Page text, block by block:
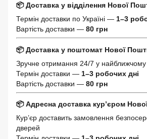
📦 Доставка у відділення Нової
Термін доставки по Україні — 1–3
Вартість доставки — 80 грн
📦 Доставка у поштомат Нової
Зручне отримання 24/7 у найближчому
Термін доставки — 1–3 робочих дні
Вартість доставки — 80 грн
📦 Адресна доставка кур’єром
Кур’єр доставить замовлення
дверей